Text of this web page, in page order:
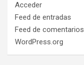
Acceder
Feed de entradas
Feed de comentarios
WordPress.org